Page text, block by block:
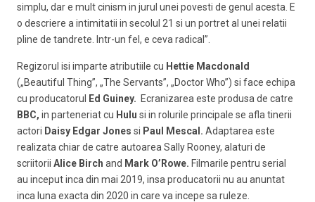
simplu, dar e mult cinism in jurul unei povesti de genul acesta. E
o descriere a intimitatii in secolul 21 si un portret al unei relatii
pline de tandrete. Intr-un fel, e ceva radical”.
Regizorul isi imparte atributiile cu Hettie Macdonald
(„Beautiful Thing”, „The Servants”, „Doctor Who”) si face echipa
cu producatorul
Ed Guiney. Ecranizarea este produsa de catre
BBC, in parteneriat cu Hulu si in rolurile principale se afla tinerii
actori Daisy Edgar Jones si Paul Mescal. Adaptarea este
realizata chiar de catre autoarea Sally Rooney, alaturi de
scriitorii Alice Birch and Mark O’Rowe. Filmarile pentru serial
au inceput inca din mai 2019, insa producatorii nu au anuntat
inca luna exacta din 2020 in care va incepe sa ruleze.